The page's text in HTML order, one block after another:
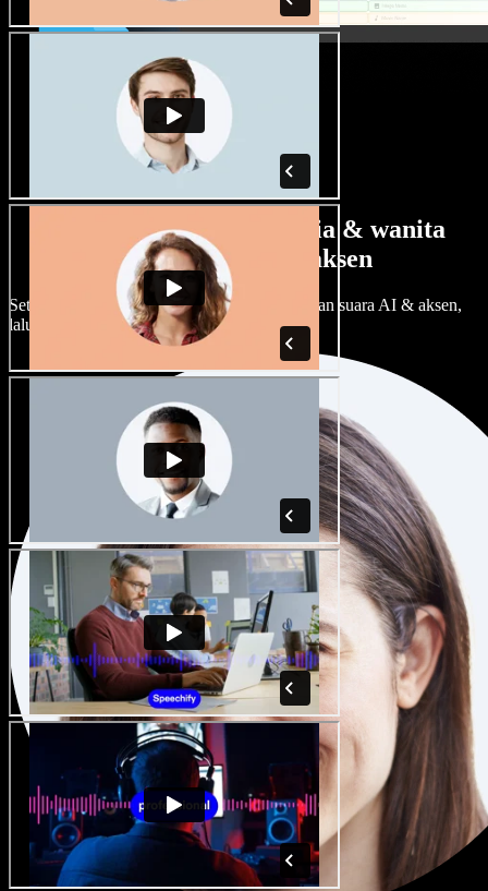
Banyak pilihan suara pria & wanita
dengan berbagai aksen
Setiap proyek bisa terdengar beda. Pilih ratusan suara AI & aksen,
lalu sesuaikan sesuka Anda.